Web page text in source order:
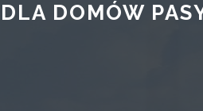
DOMÓW